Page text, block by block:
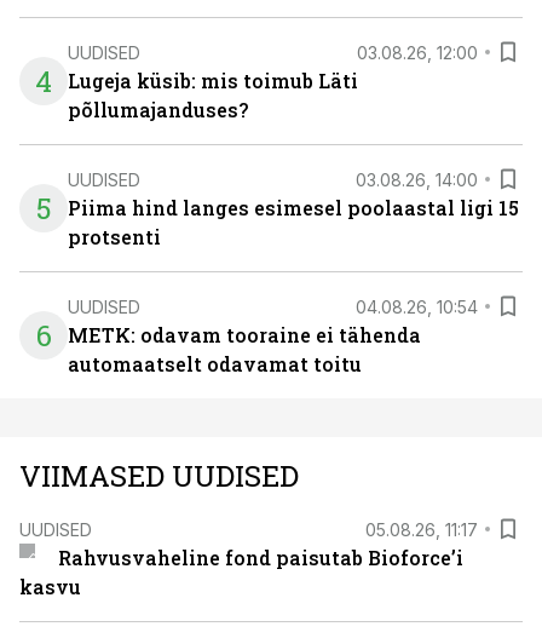
4
UUDISED 03.08.26, 12:00
Lugeja küsib: mis toimub Läti
põllumajanduses?
5
UUDISED 03.08.26, 14:00
Piima hind langes esimesel poolaastal ligi 15
protsenti
6
UUDISED 04.08.26, 10:54
METK: odavam tooraine ei tähenda
automaatselt odavamat toitu
VIIMASED UUDISED
UUDISED 05.08.26, 11:17
Rahvusvaheline fond paisutab Bioforce’i
kasvu